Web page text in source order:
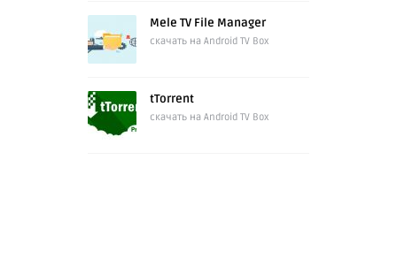
Mele TV File Manager
скачать на Android TV Box
tTorrent
скачать на Android TV Box